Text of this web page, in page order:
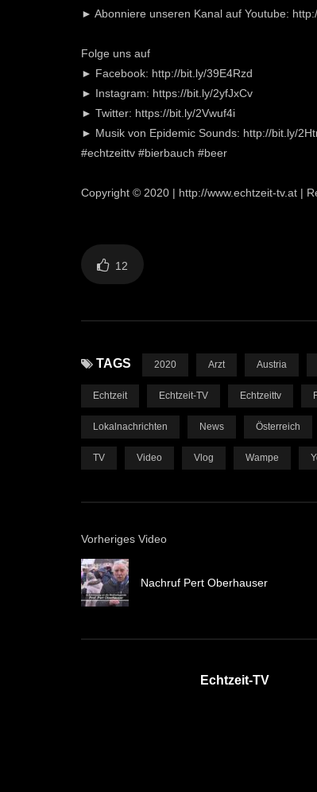
► Abonniere unseren Kanal auf Youtube:
Folge uns auf
► Facebook: http://bit.ly/39E4Rzd
► Instagram: https://bit.ly/2yfJxCv
► Twitter: https://bit.ly/2Vwuf4i
► Musik von Epidemic Sounds: http://bit.ly/
#echtzeittv #bierbauch #beer
Copyright © 2020 | http://www.echtzeit-tv.at |
12
TAGS 2020 Arzt Austria
Echtzeit Echtzeit-TV Echtzeittv
Lokalnachrichten News Österreich
TV Video Vlog Wampe
Vorheriges Video
Nachruf Pert Oberhauser
Echtzeit-TV